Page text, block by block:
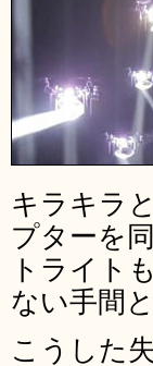
キラキラ
プターを
トライト
ない手間
こうした